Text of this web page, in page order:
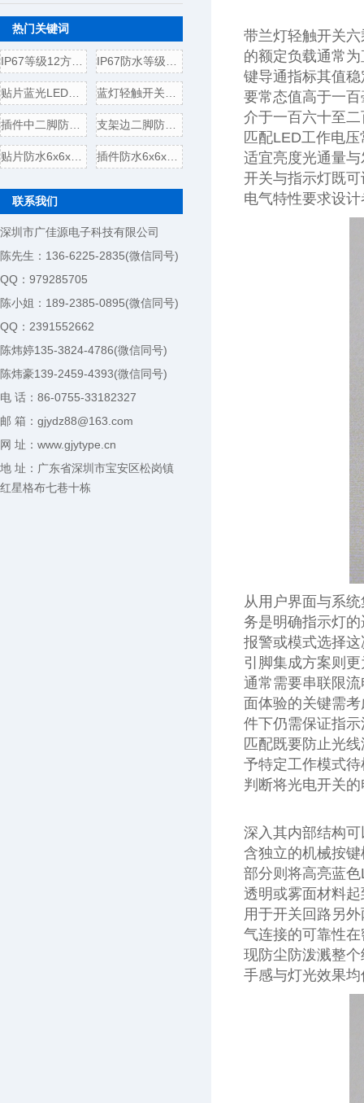
热门关键词
IP67等级12方形贴片防水轻 IP67防水等级贴片式8.0方形
贴片蓝光LED方形轻触开关 蓝灯轻触开关6x6x7.2插件方
插件中二脚防水6x6x5轻触开 支架边二脚防水6x6x5轻触开
贴片防水6x6x5轻触开关电气 插件防水6x6x5轻触开关电气
联系我们
深圳市广佳源电子科技有限公司
陈先生：136-6225-2835(微信同号)
QQ：979285705
陈小姐：189-2385-0895(微信同号)
QQ：2391552662
陈炜婷135-3824-4786(微信同号)
陈炜豪139-2459-4393(微信同号)
电 话：86-0755-33182327
邮 箱：gjydz88@163.com
网 址：www.gjytype.cn
地 址：广东省深圳市宝安区松岗镇
红星格布七巷十栋
带兰灯轻触开关
的额定负载通常
键导通指标其值
要常态值高于一
介于一百六十至
匹配LED工作电
适宜亮度光通量
开关与指示灯既
电气特性要求设
从用户界面与系
务是明确指示灯
报警或模式选择
引脚集成方案则
通常需要串联限
面体验的关键需
件下仍需保证指
匹配既要防止光
予特定工作模式
判断将光电开关
深入其内部结构
含独立的机械按
部分则将高亮蓝
透明或雾面材料
用于开关回路另
气连接的可靠性
现防尘防泼溅整
手感与灯光效果